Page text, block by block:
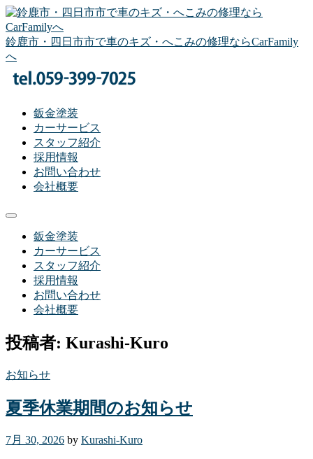
コ
ン
テ
ン
ツ
へ
鈴鹿市・四日市市で車のキズ・へこみの修理ならCarFamily
へ
鈑金塗装
カーサービス
スタッフ紹介
採用情報
お問い合わせ
会社概要
メ
鈑金塗装
カーサービス
スタッフ紹介
採用情報
お問い合わせ
会社概要
投稿者: Kurashi-Kuro
お知らせ
夏季休業期間のお知らせ
7月 30, 2026 by Kurashi-Kuro